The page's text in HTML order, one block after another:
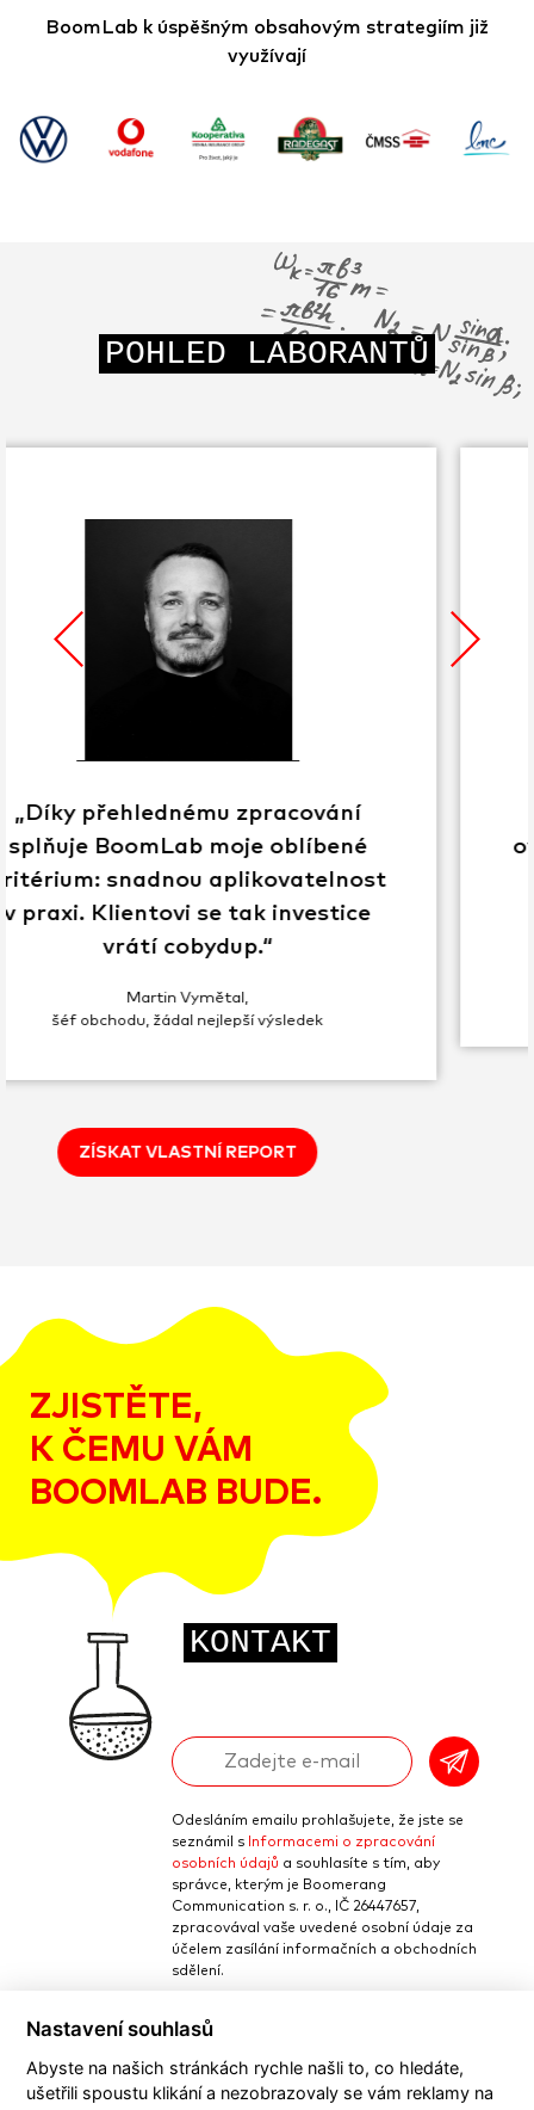
BoomLab k úspěšným obsahovým strategiím již
využívají
POHLED LABORANTŮ
„BoomLab je jako kámoš, co
ověřuje naše domněnky. Díky němu
můžeme vytvářet funkční
komunikační strategie.“
ZJISTĚTE,
K ČEMU VÁM
BOOMLAB BUDE.
KONTAKT
Odeslat
Odesláním emailu prohlašujete, že jste se
seznámil s Informacemi o zpracování
osobních údajů a souhlasíte s tím, aby
správce, kterým je Boomerang
Communication s. r. o., IČ 26447657,
zpracovával vaše uvedené osobní údaje za
účelem zasílání informačních a obchodních
sdělení.
nebo kontaktujte
telefonicky: +420 721 673 123
nebo na e-mail:
Nastavení souhlasů
Abyste na našich stránkách rychle našli to, co hledáte,
ušetřili spoustu klikání a nezobrazovaly se vám reklamy na